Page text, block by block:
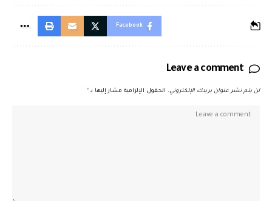
Facebook
Leave a comment
لن يتم نشر عنوان بريدك الإلكتروني. الحقول الإلزامية مشار إليها بـ *